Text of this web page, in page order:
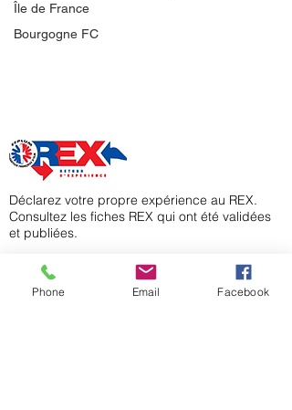
Île de France
Bourgogne FC
Déclarez votre propre expérience au REX.
Consultez les fiches REX qui ont été validées
et publiées.
Accéder >
Phone Email Facebook